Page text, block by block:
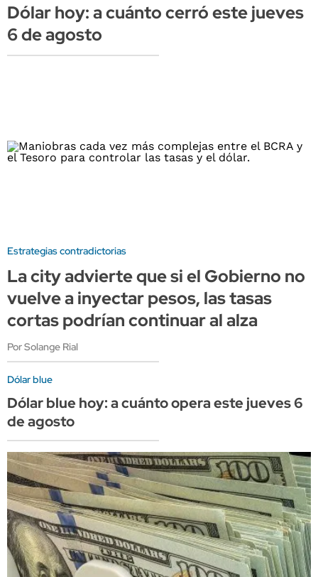
Dólar hoy: a cuánto cerró este jueves
6 de agosto
Estrategias contradictorias
La city advierte que si el Gobierno no
vuelve a inyectar pesos, las tasas
cortas podrían continuar al alza
Por Solange Rial
Dólar blue
Dólar blue hoy: a cuánto opera este jueves 6
de agosto